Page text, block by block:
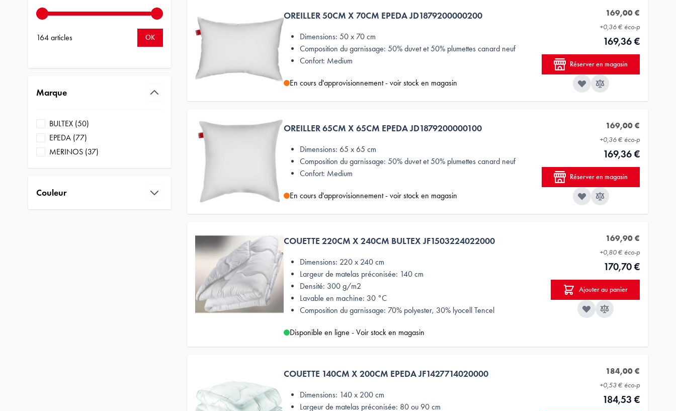
164 articles OK
Marque
BULTEX (50products available
)
EPEDA (77products available
)
MERINOS (37products available
)
Couleur
OREILLER 50CM X 70CM EPEDA JD1879200000200
Dimensions: 50 x 70 cm
Composition du garnissage: 50% duvet et 50% plumettes canard neuf
Confort: Medium
En cours d'approvisionnement - voir stock en magasin
169,00 €
+0,36 € éco-p
169,36 €
Réserver en magasin
OREILLER 65CM X 65CM EPEDA JD1879200000100
Dimensions: 65 x 65 cm
Composition du garnissage: 50% duvet et 50% plumettes canard neuf
Confort: Medium
En cours d'approvisionnement - voir stock en magasin
169,00 €
+0,36 € éco-p
169,36 €
Réserver en magasin
COUETTE 220CM X 240CM BULTEX JF1503224022000
Dimensions: 220 x 240 cm
Largeur de matelas préconisée: 140 cm
Densité: 300 g/m2
Lavable en machine: 30 °C
Composition du garnissage: 70% polyester, 30% lyocell Tencel
Disponible en ligne - Voir stock en magasin
169,90 €
+0,80 € éco-p
170,70 €
Ajouter au panier
COUETTE 140CM X 200CM EPEDA JF1427714020000
Dimensions: 140 x 200 cm
Largeur de matelas préconisée: 80 ou 90 cm
184,00 €
+0,53 € éco-p
184,53 €